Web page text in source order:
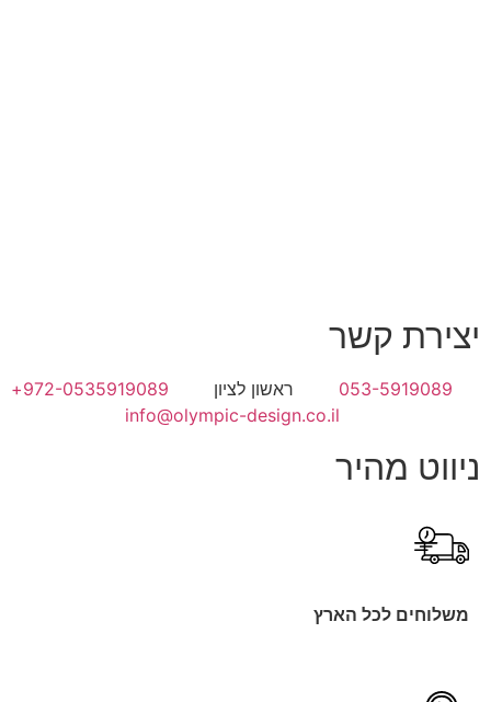
ניווט מהיר
משלוחים לכל הארץ
יצירת קשר
053-5919089 ראשון לציון
972-0535919089+
info@olympic-design.co.il